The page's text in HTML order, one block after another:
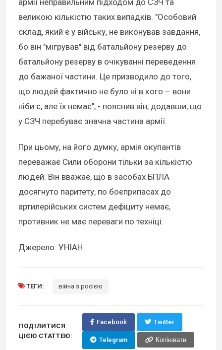
великою кількістю таких випадків. "Особовий
склад, який є у війську, не виконував завдання,
бо він "мігрував" від батальйону резерву до
батальйону резерву в очікуванні переведення
до бажаної частини. Це призводило до того,
що людей фактично не було ні в кого – вони
ніби є, але їх немає", - пояснив він, додавши, що
у СЗЧ перебуває значна частина армії.
При цьому, на його думку, армія окупантів
переважає Сили оборони тільки за кількістю
людей. Він вважає, що в засобах БПЛА
досягнуто паритету, по боєприпасах до
артилерійських систем дефіциту немає,
противник не має переваги по техніці.
Джерело: УНІАН
ТЕГИ: війна з росією
ПОДІЛИТИСЯ
ЦІЄЮ СТАТТЕЮ:
Facebook Twitter
Telegram Копіювати